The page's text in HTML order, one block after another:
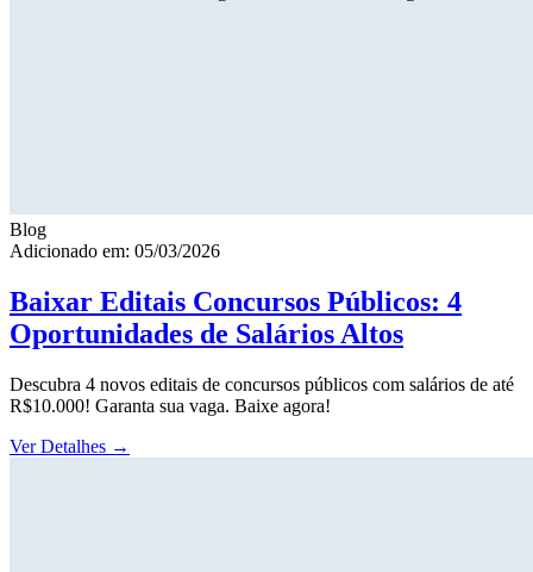
Blog
Adicionado em: 05/03/2026
Baixar Editais Concursos Públicos: 4
Oportunidades de Salários Altos
Descubra 4 novos editais de concursos públicos com salários de até
R$10.000! Garanta sua vaga. Baixe agora!
Ver Detalhes →